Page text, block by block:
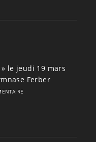
le jeudi 19 mars
Ferber